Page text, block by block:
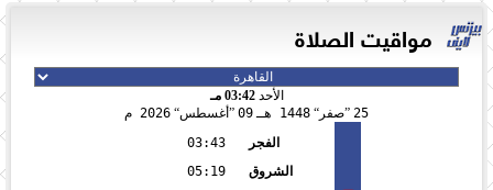
مواقيت الصلاة
الأحد03:42 مـ
25 صفر 1448 هـ 09 أغسطس 2026 م
الفجر
03:43
الشروق
05:19